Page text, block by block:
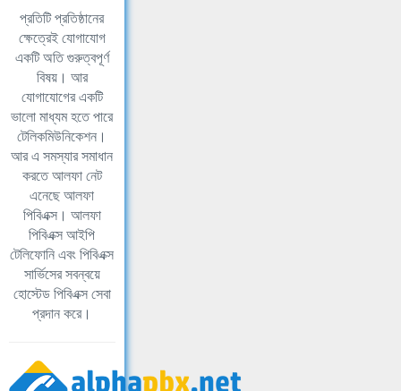
প্রতিটি প্রতিষ্ঠানের
ক্ষেত্রেই যোগাযোগ
একটি অতি গুরুত্বপূর্ণ
বিষয়। আর
যোগাযোগের একটি
ভালো মাধ্যম হতে পারে
টেলিকমিউনিকেশন।
আর এ সমস্যার সমাধান
করতে আলফা নেট
এনেছে আলফা
পিবিএক্স। আলফা
পিবিএক্স আইপি
টেলিফোনি এবং পিবিএক্স
সার্ভিসের সবন্বয়ে
হোস্টেড পিবিএক্স সেবা
প্রদান করে।